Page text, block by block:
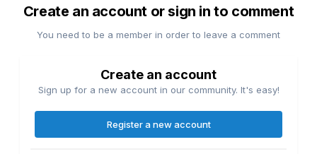
Create an account or sign in to comment
You need to be a member in order to leave a comment
Create an account
Sign up for a new account in our community. It's easy!
Register a new account